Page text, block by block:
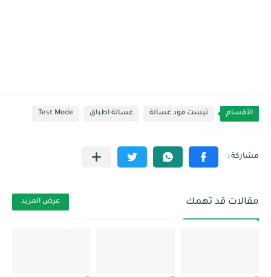
الأقسام تيست مود غسالة غسالة اطباق Test Mode
مقالات قد تهمك عرض المزيد